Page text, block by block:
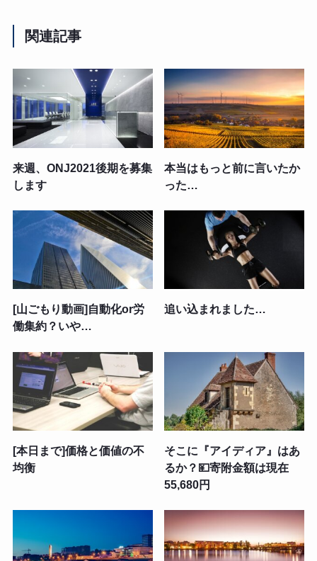
関連記事
来週、ONJ2021後期を募集
します
本当はもっと前に言いたか
った…
[山ごもり動画]自動化or労
働集約？いや…
追い込まれました…
[本日まで]価格と価値の不
均衡
そこに『アイディア』はあ
るか？💴寄附金額は現在
55,680円